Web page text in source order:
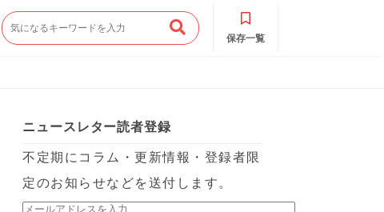
保存一覧
ニュースレター読者登録
不定期にコラム・更新情報・登録者限
定のお知らせなどを送付します。